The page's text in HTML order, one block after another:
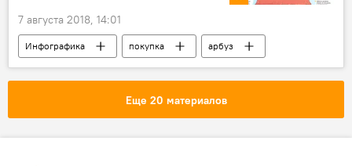
7 августа 2018, 14:01
Инфографика покупка арбуз
Еще 20 материалов